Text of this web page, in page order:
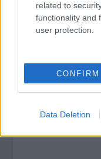
related to
functionality and
user protection.
CONFIRM
Data Deletion
A